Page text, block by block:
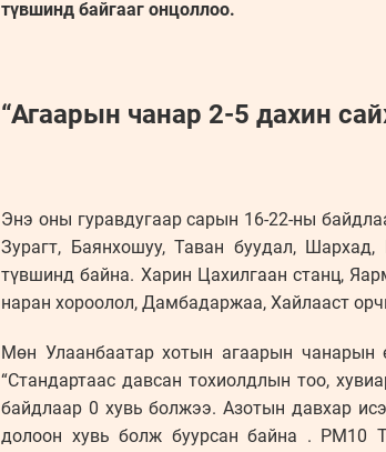
түвшинд байгааг онцоллоо.
“Агаарын чанар 2-5 дахин
Энэ оны гуравдугаар сарын 16-22-ны
Зурагт, Баянхошуу, Таван буудал,
түвшинд байна. Харин Цахилгаан станц,
наран хороолол, Дамбадаржаа, Хайлааст
Мөн Улаанбаатар хотын агаарын чанарын
“Стандартаас давсан тохиолдлын тоо,
байдлаар 0 хувь болжээ. Азотын давхар
долоон хувь болж буурсан байна . РМ10